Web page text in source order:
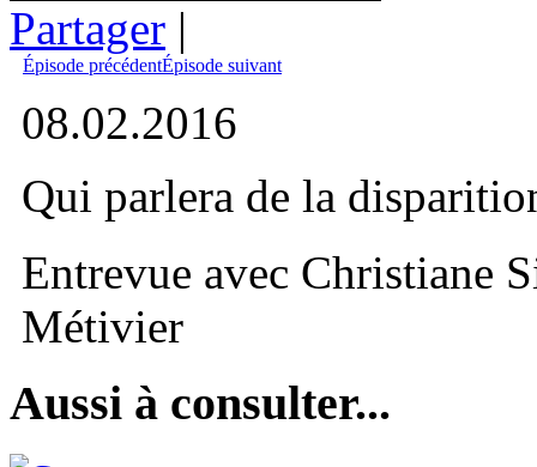
Partager |
Épisode précédentÉpisode suivant
08.02.2016
Qui parlera de la
Entrevue avec Christiane
Métivier
Aussi à consulter...